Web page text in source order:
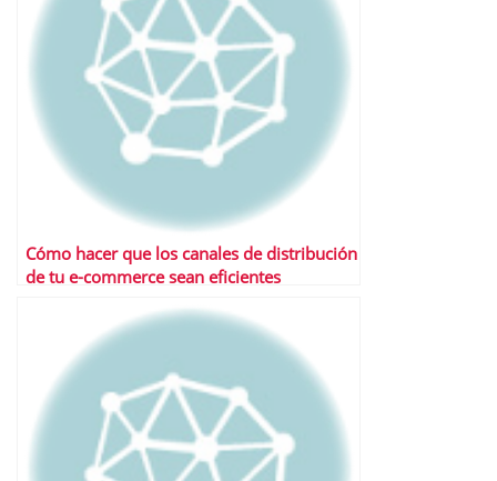
Cómo hacer que los canales de distribución
de tu e-commerce sean eficientes